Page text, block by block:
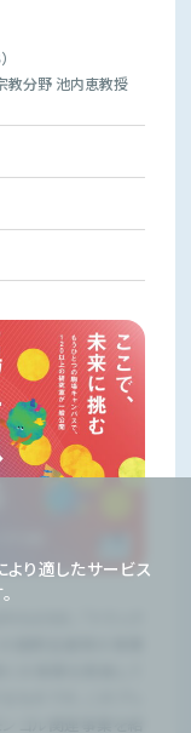
より適したサービス
教分野 池内恵教授
国際会議等の事業
の事業を実施して